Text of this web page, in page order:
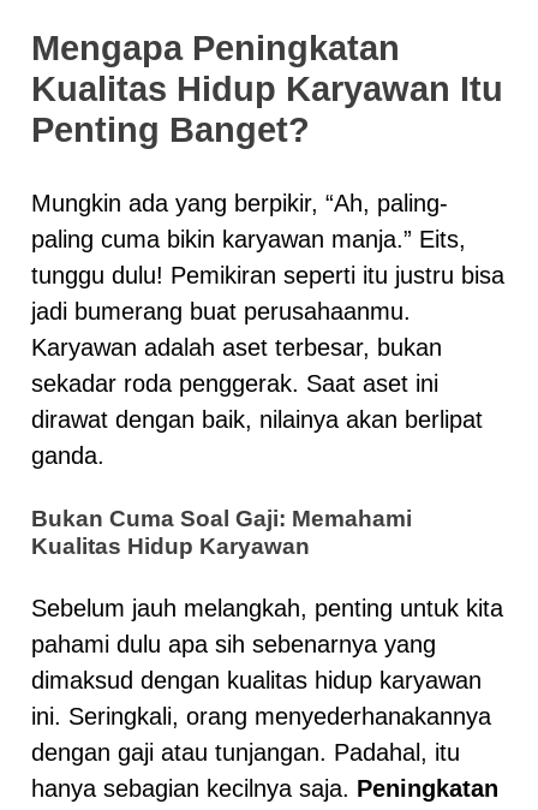
Mengapa Peningkatan
Kualitas Hidup Karyawan Itu
Penting Banget?
Mungkin ada yang berpikir, “Ah, paling-
paling cuma bikin karyawan manja.” Eits,
tunggu dulu! Pemikiran seperti itu justru bisa
jadi bumerang buat perusahaanmu.
Karyawan adalah aset terbesar, bukan
sekadar roda penggerak. Saat aset ini
dirawat dengan baik, nilainya akan berlipat
ganda.
Bukan Cuma Soal Gaji: Memahami
Kualitas Hidup Karyawan
Sebelum jauh melangkah, penting untuk kita
pahami dulu apa sih sebenarnya yang
dimaksud dengan kualitas hidup karyawan
ini. Seringkali, orang menyederhanakannya
dengan gaji atau tunjangan. Padahal, itu
hanya sebagian kecilnya saja. Peningkatan